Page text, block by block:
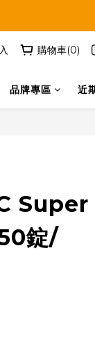
購物車(0)
品牌專區 近
Super
錠/